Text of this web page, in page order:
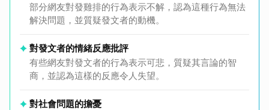
部分網友對發雞排的行為表示不解，認為這種行為無法
解決問題，並質疑發文者的動機。
對發文者的情緒反應批評
有些網友對發文者的行為表示可悲，質疑其言論的智
商，並認為這樣的反應令人失望。
對社會問題的擔憂